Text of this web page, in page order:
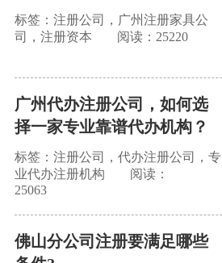
标签：注册公司，广州注册家具公
司，注册资本
阅读：25220
广州代办注册公司，如何选
择一家专业靠谱代办机构？
标签：注册公司，代办注册公司，专
业代办注册机构
阅读：
25063
佛山分公司注册要满足哪些